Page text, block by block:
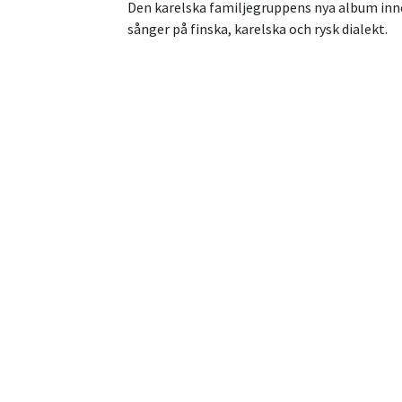
Den karelska familjegruppens nya album
sånger på finska, karelska och rysk dialekt.